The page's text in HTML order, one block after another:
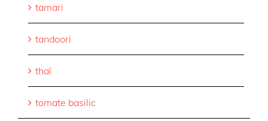
tamari
tandoori
thaï
tomate basilic